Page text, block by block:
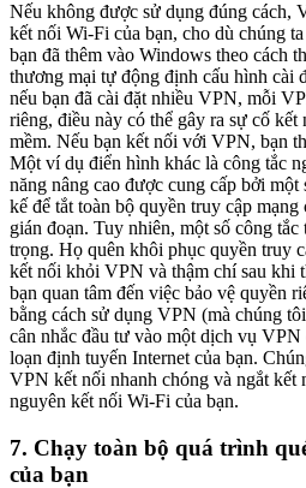
Nếu không được sử dụng đúng cách,
kết nối Wi-Fi của bạn, cho dù chúng
bạn đã thêm vào Windows theo cách
thương mại tự động định cấu hình cài đặt mạng.
nếu bạn đã cài đặt nhiều VPN, mỗi
riêng, điều này có thể gây ra sự cố
mềm. Nếu bạn kết nối với VPN, bạn
Một ví dụ điển hình khác là công tắc
năng nâng cao được cung cấp bởi
kế để tắt toàn bộ quyền truy cập
gián đoạn. Tuy nhiên, một số công tắc tiêu diệt cực kỳ nghiêm
trọng. Họ quên khôi phục quyền truy
kết nối khỏi VPN và thậm chí sau khi
bạn quan tâm đến việc bảo vệ quyền
bằng cách sử dụng VPN (mà chúng
cân nhắc đầu tư vào một dịch vụ VPN
loạn định tuyến Internet của bạn. Chúng tôi khuyên bạn nên thử một
VPN kết nối nhanh chóng và ngắt
nguyên kết nối Wi-Fi của bạn.
7. Chạy toàn bộ quá trình
của bạn